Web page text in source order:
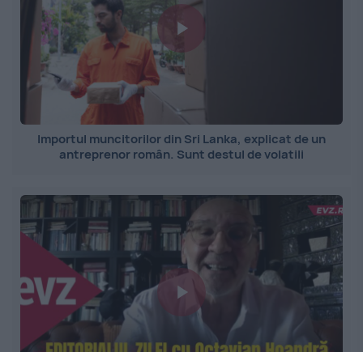
Importul muncitorilor din Sri Lanka, explicat de un
antreprenor român. Sunt destul de volatili